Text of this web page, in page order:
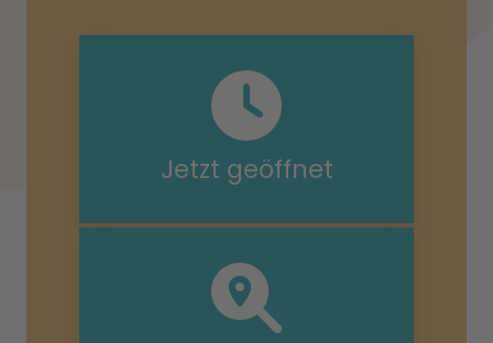
Jetzt geöffnet